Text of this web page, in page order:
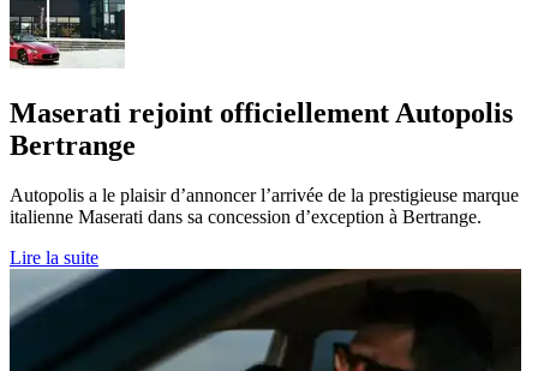
Maserati rejoint officiellement Autopolis
Bertrange
Autopolis a le plaisir d’annoncer l’arrivée de la prestigieuse marque
italienne Maserati dans sa concession d’exception à Bertrange.
Lire la suite